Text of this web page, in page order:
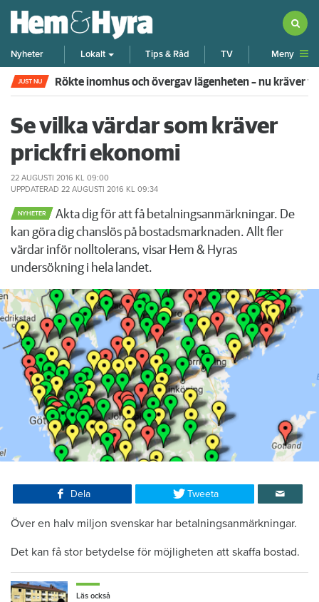
Nyheter Lokalt Tips & Råd TV Meny
JUST NU Rökte inomhus och övergav lägenheten – nu kräver
Se vilka värdar som kräver
prickfri ekonomi
22 AUGUSTI 2016 KL 09:00
UPPDATERAD 22 AUGUSTI 2016 KL 09:34
NYHETER
Akta dig för att få betalningsanmärkningar. De
kan göra dig chanslös på bostadsmarknaden. Allt fler
värdar inför nolltolerans, visar Hem & Hyras
undersökning i hela landet.
Dela Tweeta
Över en halv miljon svenskar har betalningsanmärkningar.
Det kan få stor betydelse för möjligheten att skaffa bostad.
Läs också